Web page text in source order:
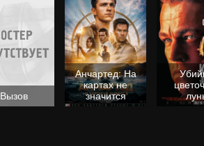
Вызов
Анчартед: На
картах не
значится